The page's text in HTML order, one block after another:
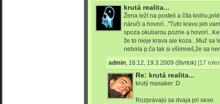
krutá realita...
Žena leží na posteli a číta
náruči a hovorí..."Tuto kravu
spoza okuliarou pozrie a
že to nieje krava ale koza...Muž sa
nebola p.ča tak si všimneš,že sa
admin, 16:12, 19.3.2009 (štvrtok) [17
Re: krutá realita...
krutý masaker :D
Rozprávajú sa dvaja pri sexe: